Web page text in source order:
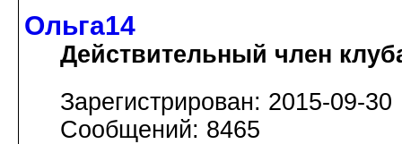
Ольга14
Действительный член
Зарегистрирован: 2015-09-30
Сообщений: 8465